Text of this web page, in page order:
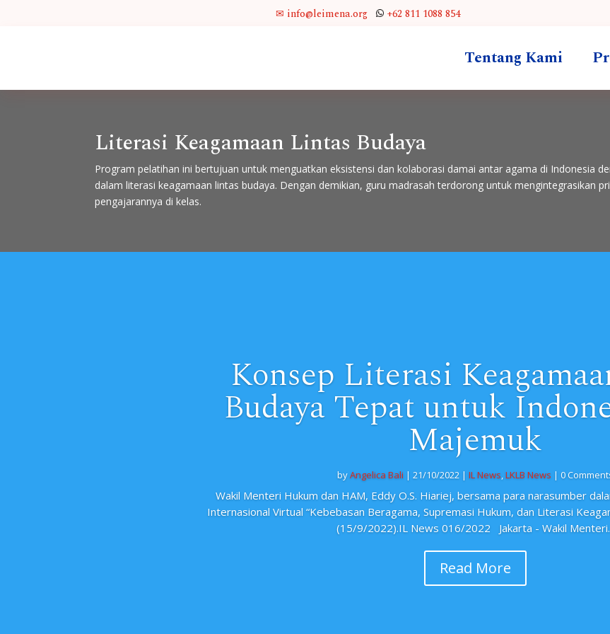
✉ info@leimena.org +62 811 1088 854
Tentang Kami
Literasi Keagamaan Lintas Budaya
Program pelatihan ini bertujuan untuk menguatkan eksistensi dan kolaborasi damai antar agama di Indonesia
dalam literasi keagamaan lintas budaya. Dengan demikian, guru madrasah terdorong untuk mengintegrasikan
pengajarannya di kelas.
Konsep Literasi
Budaya Tepat untuk
Majemuk
byAngelica Bali | 21/10/2022| IL News,LKLB News | 0
Wakil Menteri Hukum dan HAM, Eddy O.S. Hiariej, bersama para narasumber
Internasional Virtual “Kebebasan Beragama, Supremasi Hukum, dan Literasi
(15/9/2022).IL News 016/2022 Jakarta - Wakil
Read More